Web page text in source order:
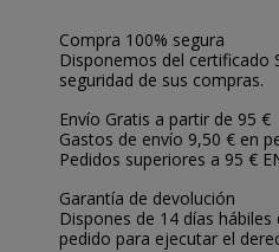
Compra 100% segura
Disponemos del certificado
seguridad de sus compras.
Envío Gratis a partir de 95 €
Gastos de envío 9,50 € en
Pedidos superiores a 95 €
Garantía de devolución
Dispones de 14 días
pedido para ejecutar el